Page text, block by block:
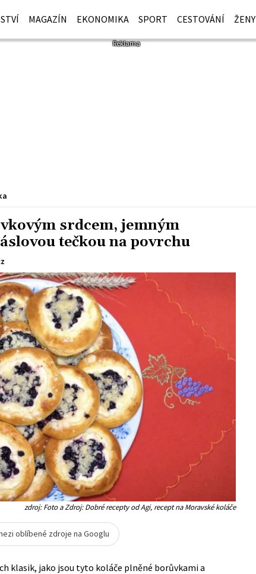
MAGAZÍN EKONOMIKA SPORT CESTOVÁNÍ ŽENY
srdcem, jemným
tečkou na povrchu
zdroj: Foto a Zdroj: Dobré recepty od Agi, recept na Moravské koláče
oblíbené zdroje na Googlu
klasik, jako jsou tyto koláče plněné borůvkami a